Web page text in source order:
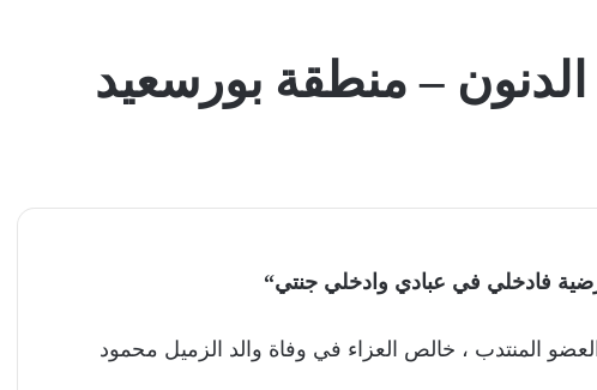
– منطقة بورسعيد
فادخلي في عبادي وادخلي جنتي“
المنتدب ، خالص العزاء في وفاة والد الزميل محمود